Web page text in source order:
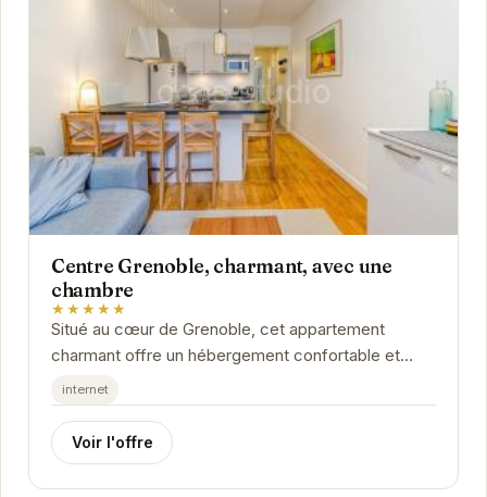
Centre Grenoble, charmant, avec une
chambre
★★★★★
Situé au cœur de Grenoble, cet appartement
charmant offre un hébergement confortable et
élégant. Idéal pour les couples ou les voyageurs...
internet
Voir l'offre